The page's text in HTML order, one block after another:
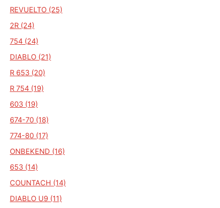
REVUELTO (25)
2R (24)
754 (24)
DIABLO (21)
R 653 (20)
R 754 (19)
603 (19)
674-70 (18)
774-80 (17)
ONBEKEND (16)
653 (14)
COUNTACH (14)
DIABLO U9 (11)